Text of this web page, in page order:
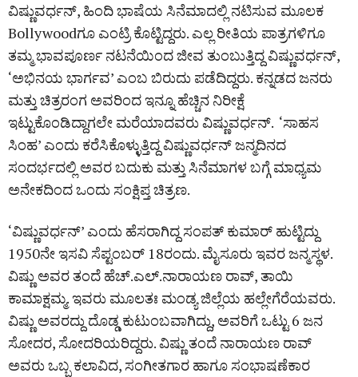
ವಿಷ್ಣುವರ್ಧನ್, ಹಿಂದಿ ಭಾಷೆಯ ಸಿನೆಮಾದಲ್ಲಿ ನಟಿಸುವ ಮೂಲಕ
Bollywoodಗೂ ಎಂಟ್ರಿ ಕೊಟ್ಟಿದ್ದರು. ಎಲ್ಲ ರೀತಿಯ ಪಾತ್ರಗಳಿಗೂ
ತಮ್ಮ ಭಾವಪೂರ್ಣ ನಟನೆಯಿಂದ ಜೀವ ತುಂಬುತ್ತಿದ್ದ ವಿಷ್ಣುವರ್ಧನ್,
‘ಅಭಿನಯ ಭಾರ್ಗವ’ ಎಂಬ ಬಿರುದು ಪಡೆದಿದ್ದರು. ಕನ್ನಡದ ಜನರು
ಮತ್ತು ಚಿತ್ರರಂಗ ಅವರಿಂದ ಇನ್ನೂ ಹೆಚ್ಚಿನ ನಿರೀಕ್ಷೆ
ಇಟ್ಟುಕೊಂಡಿದ್ದಾಗಲೇ ಮರೆಯಾದವರು ವಿಷ್ಣುವರ್ಧನ್. ‘ಸಾಹಸ
ಸಿಂಹ’ ಎಂದು ಕರೆಸಿಕೊಳ್ಳುತ್ತಿದ್ದ ವಿಷ್ಣುವರ್ಧನ್ ಜನ್ಮದಿನದ
ಸಂದರ್ಭದಲ್ಲಿ ಅವರ ಬದುಕು ಮತ್ತು ಸಿನೆಮಾಗಳ ಬಗ್ಗೆ ಮಾಧ್ಯಮ
ಅನೇಕದಿಂದ ಒಂದು ಸಂಕ್ಷಿಪ್ತ ಚಿತ್ರಣ.
‘ವಿಷ್ಣುವರ್ಧನ್’ ಎಂದು ಹೆಸರಾಗಿದ್ದ ಸಂಪತ್ ಕುಮಾರ್ ಹುಟ್ಟಿದ್ದು
1950ನೇ ಇಸವಿ ಸೆಪ್ಟಂಬರ್ 18ರಂದು. ಮೈಸೂರು ಇವರ ಜನ್ಮಸ್ಥಳ.
ವಿಷ್ಣು ಅವರ ತಂದೆ ಹೆಚ್.ಎಲ್.ನಾರಾಯಣ ರಾವ್, ತಾಯಿ
ಕಾಮಾಕ್ಷಮ್ಮ. ಇವರು ಮೂಲತಃ ಮಂಡ್ಯ ಜಿಲ್ಲೆಯ ಹಲ್ಲೇಗೆರೆಯವರು.
ವಿಷ್ಣು ಅವರದ್ದು ದೊಡ್ಡ ಕುಟುಂಬವಾಗಿದ್ದು, ಅವರಿಗೆ ಒಟ್ಟು 6 ಜನ
ಸೋದರ, ಸೋದರಿಯರಿದ್ದರು. ವಿಷ್ಣು ತಂದೆ ನಾರಾಯಣ ರಾವ್
ಅವರು ಒಬ್ಬ ಕಲಾವಿದ, ಸಂಗೀತಗಾರ ಹಾಗೂ ಸಂಭಾಷಣೆಕಾರ